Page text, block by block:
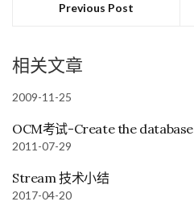
Previous Post
相关文章
2009-11-25
OCM考试-Create the database
2011-07-29
Stream 技术小结
2017-04-20